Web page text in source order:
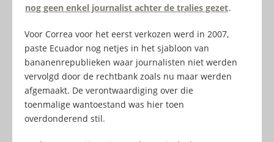
nog geen enkel journalist achter de tralies gezet.
Voor Correa voor het eerst verkozen werd in 2007,
paste Ecuador nog netjes in het sjabloon van
bananenrepublieken waar journalisten niet werden
vervolgd door de rechtbank zoals nu maar werden
afgemaakt. De verontwaardiging over die
toenmalige wantoestand was hier toen
overdonderend stil.